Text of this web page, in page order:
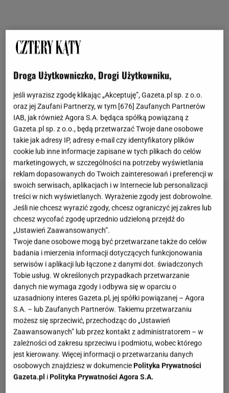
Narzędzie ogrodnicze do roślin: niezbędnik
działkowca i ogrodnika
Każdy ogrodnik musi mieć sporą ilość
narzędzi ogrodniczych, które ułatwiają i umożliwiają
codzienną pracę przy roślinach.Wiele z nich to
manualne, niewielkie akcesoria, np. do pielenia lub
poruszania ziemi.
Droga Użytkowniczko, Drogi Użytkowniku,
jeśli wyrazisz zgodę klikając „Akceptuję”, Gazeta.pl sp. z o.o.
oraz jej Zaufani Partnerzy, w tym [676] Zaufanych Partnerów
IAB, jak również Agora S.A. będąca spółką powiązaną z
Gazeta.pl sp. z o.o., będą przetwarzać Twoje dane osobowe
takie jak adresy IP, adresy e-mail czy identyfikatory plików
cookie lub inne informacje zapisane w tych plikach do celów
marketingowych, w szczególności na potrzeby wyświetlania
reklam dopasowanych do Twoich zainteresowań i preferencji w
swoich serwisach, aplikacjach i w Internecie lub personalizacji
treści w nich wyświetlanych. Wyrażenie zgody jest dobrowolne.
Jeśli nie chcesz wyrazić zgody, chcesz ograniczyć jej zakres lub
chcesz wycofać zgodę uprzednio udzieloną przejdź do
„Ustawień Zaawansowanych”.
Twoje dane osobowe mogą być przetwarzane także do celów
badania i mierzenia informacji dotyczących funkcjonowania
serwisów i aplikacji lub łączone z danymi dot. świadczonych
Tobie usług. W określonych przypadkach przetwarzanie
danych nie wymaga zgody i odbywa się w oparciu o
uzasadniony interes Gazeta.pl, jej spółki powiązanej – Agora
S.A. – lub Zaufanych Partnerów. Takiemu przetwarzaniu
możesz się sprzeciwić, przechodząc do „Ustawień
Zaawansowanych” lub przez kontakt z administratorem – w
zależności od zakresu sprzeciwu i podmiotu, wobec którego
jest kierowany. Więcej informacji o przetwarzaniu danych
osobowych znajdziesz w dokumenciePolityka Prywatności
Gazeta.pl iPolityka Prywatności Agora S.A.